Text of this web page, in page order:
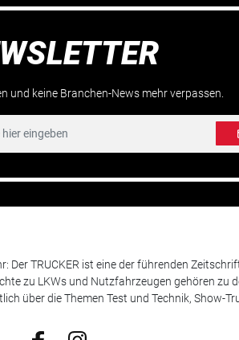
und keine Branchen-News mehr verpassen.
Der TRUCKER ist eine der führenden
zu LKWs und Nutzfahrzeugen gehören zu
über die Themen Test und Technik, Show-